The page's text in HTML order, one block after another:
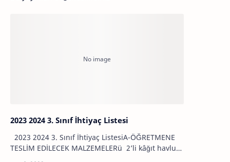
2023 2024 3. Sınıf İhtiyaç Listesi
2023 2024 3. Sınıf İhtiyaç ListesiA-ÖĞRETMENE
TESLİM EDİLECEK MALZEMELERü 2’li kâğıt havluve